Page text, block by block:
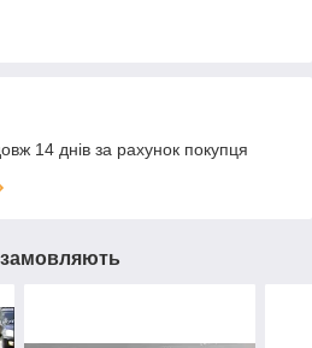
14 днів за рахунок покупця